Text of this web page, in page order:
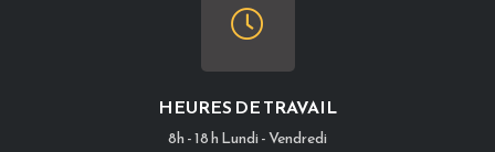
HEURES DE TRAVAIL
8h - 18 h Lundi - Vendredi